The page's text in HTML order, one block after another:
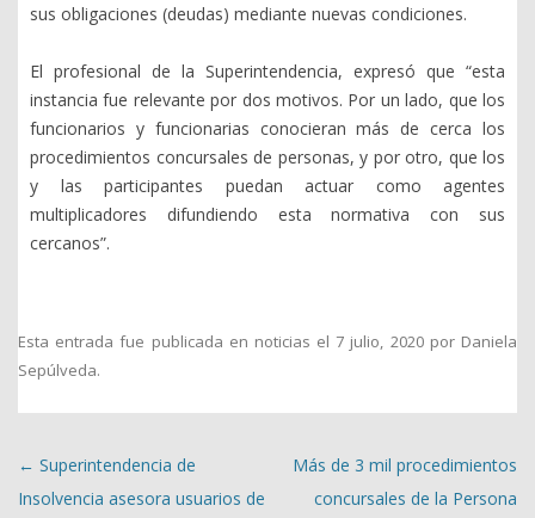
sus obligaciones (deudas) mediante nuevas condiciones.
El profesional de la Superintendencia, expresó que “esta
instancia fue relevante por dos motivos. Por un lado, que los
funcionarios y funcionarias conocieran más de cerca los
procedimientos concursales de personas, y por otro, que los
y las participantes puedan actuar como agentes
multiplicadores difundiendo esta normativa con sus
cercanos”.
Esta entrada fue publicada en noticias el 7 julio, 2020por Daniela
Sepúlveda.
Navegación de entradas
← Superintendencia de
Insolvencia asesora usuarios de
Más de 3 mil procedimientos
concursales de la Persona